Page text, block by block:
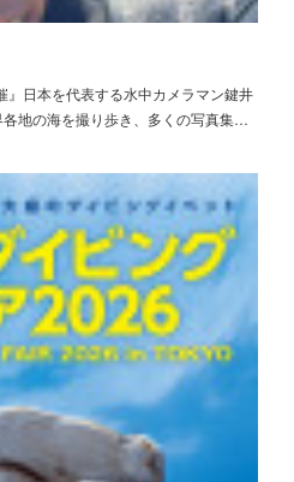
』日本を代表する水中カメラマン鍵井
地の海を撮り歩き、多くの写真集…